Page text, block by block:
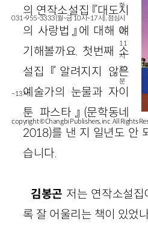
의 연작소설집 『대도시
의 사랑법』에 대해 얘
기해볼까요. 첫번째 소
설집 『알려지지 않은
예술가의 눈물과 자이
툰 파스타』(문학동네
2018)를 낸 지 일년도 안
습니다.
김봉곤 저는 연작소설
록 잘 어울리는 책이 있었
화 :
031-955-3333(월~금 10시~17시), 점심시
간
11
시
30
분
~13시
copyright © Changbi Publishers, inc. All Rights